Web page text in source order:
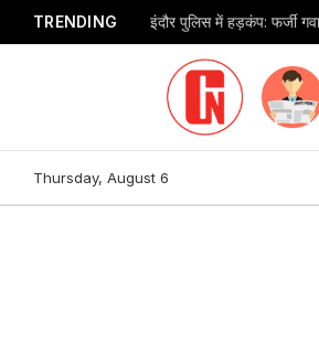
TRENDING
Thursday, August 6